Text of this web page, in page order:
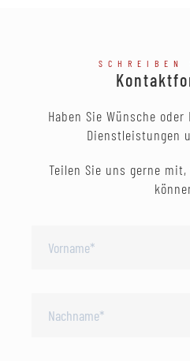
SCHREIBEN
Haben Sie Wünsche
Dienstleistungen
Teilen Sie uns gerne